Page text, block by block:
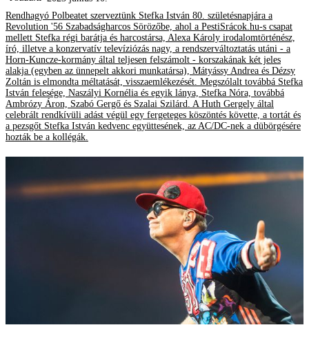
Rendhagyó Polbeatet szerveztünk Stefka István 80. születésnapjára a
Revolution '56 Szabadságharcos Sörözőbe, ahol a PestiSrácok.hu-s csapat
mellett Stefka régi barátja és harcostársa, Alexa Károly irodalomtörténész,
író, illetve a konzervatív televíziózás nagy, a rendszerváltoztatás utáni - a
Horn-Kuncze-kormány által teljesen felszámolt - korszakának két jeles
alakja (egyben az ünnepelt akkori munkatársa), Mátyássy Andrea és Dézsy
Zoltán is elmondta méltatását, visszaemlékezését. Megszólalt továbbá Stefka
István felesége, Naszályi Kornélia és egyik lánya, Stefka Nóra, továbbá
Ambrózy Áron, Szabó Gergő és Szalai Szilárd. A Huth Gergely által
celebrált rendkívüli adást végül egy fergeteges köszöntés követte, a tortát és
a pezsgőt Stefka István kedvenc együttesének, az AC/DC-nek a dübörgésére
hozták be a kollégák.